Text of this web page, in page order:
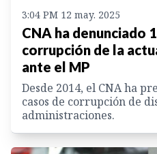
3:04 PM 12 may. 2025
CNA ha denunciado
corrupción de la
ante el MP
Desde 2014, el CNA ha
casos de corrupción de
administraciones.